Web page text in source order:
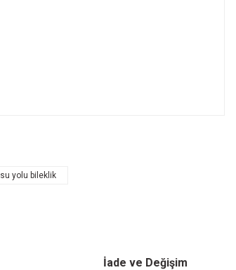
su yolu bileklik
İade ve Değişim